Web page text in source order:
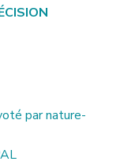
par nature-